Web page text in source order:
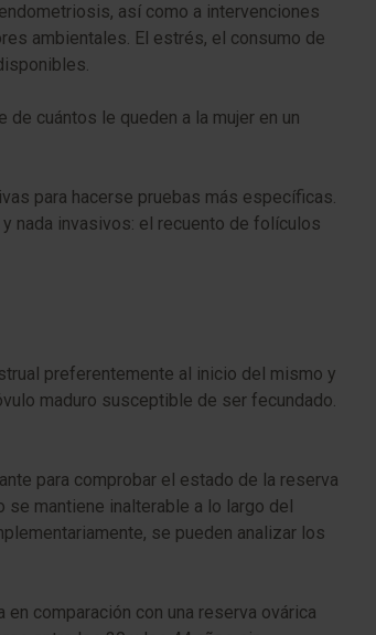
así como a intervenciones
ambientales. El estrés, el consumo de
cuántos le queden a la mujer en un
para hacerse pruebas más específicas.
nada invasivos: el recuento de folículos
preferentemente al inicio del mismo y
maduro susceptible de ser fecundado.
para comprobar el estado de la reserva
mantiene inalterable a lo largo del
se pueden analizar los
comparación con una reserva ovárica